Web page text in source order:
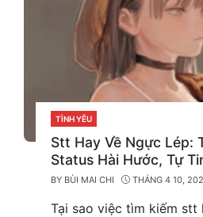
CATEGORIES
TÌNH YÊU
Stt Hay Về Ngực Lép:
Status Hài Hước, Tự
BY BÙI MAI CHI THÁNG 4 10,
Tại sao việc tìm kiếm stt